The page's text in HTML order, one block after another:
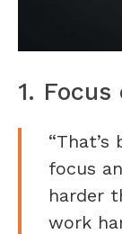
1. Focus
focus
harder
work